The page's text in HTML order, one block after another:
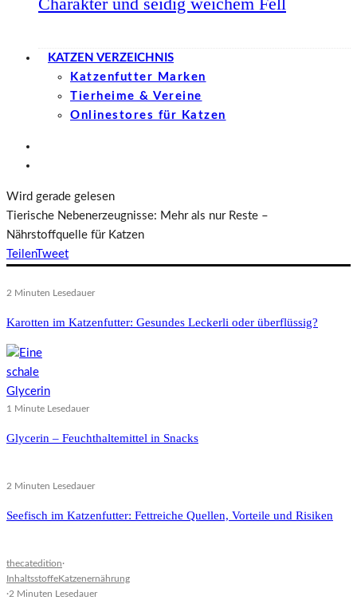
KATZEN VERZEICHNIS
Katzenfutter Marken
Tierheime & Vereine
Onlinestores für Katzen
Wird gerade gelesen
Tierische Nebenerzeugnisse: Mehr als nur Reste –
Nährstoffquelle für Katzen
TeilenTweet
2 Minuten Lesedauer
Karotten im Katzenfutter: Gesundes Leckerli oder überflüssig?
1 Minute Lesedauer
Glycerin – Feuchthaltemittel in Snacks
2 Minuten Lesedauer
Seefisch im Katzenfutter: Fettreiche Quellen, Vorteile und Risiken
thecatedition·
InhaltsstoffeKatzenernährung
·2 Minuten Lesedauer